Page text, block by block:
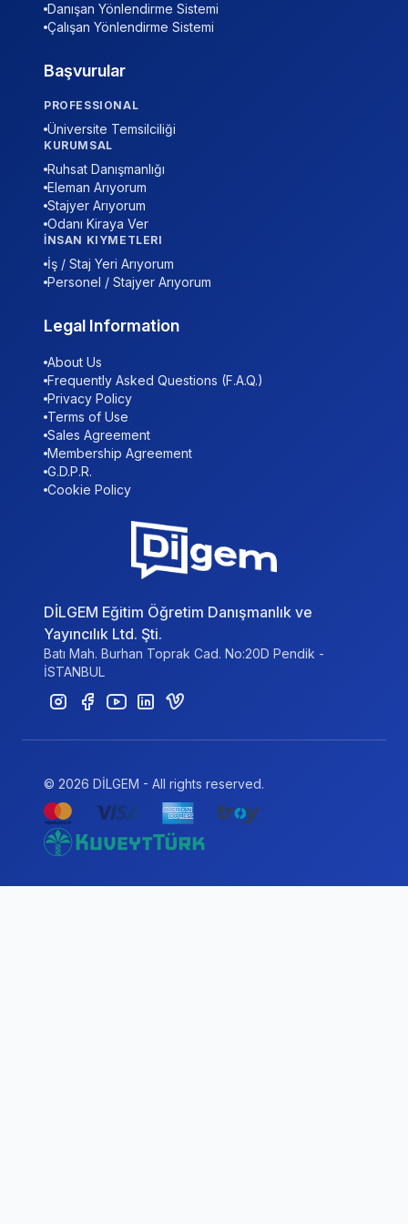
DİLGEM Eğitim Öğretim Danışmanlık ve
Yayıncılık Ltd. Şti.
Batı Mah. Burhan Toprak Cad. No:20D Pendik -
İSTANBUL
Danışan Yönlendirme Sistemi
Çalışan Yönlendirme Sistemi
Başvurular
PROFESSIONAL
Üniversite Temsilciliği
KURUMSAL
Ruhsat Danışmanlığı
Eleman Arıyorum
Stajyer Arıyorum
Odanı Kiraya Ver
İNSAN KIYMETLERI
İş / Staj Yeri Arıyorum
Personel / Stajyer Arıyorum
Legal Information
About Us
Frequently Asked Questions (F.A.Q.)
Privacy Policy
Terms of Use
Sales Agreement
Membership Agreement
G.D.P.R.
Cookie Policy
© 2026 DİLGEM - All rights reserved.